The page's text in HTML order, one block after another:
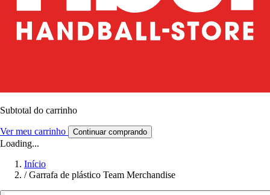
Subtotal do carrinho
Ver meu carrinho Continuar comprando
Loading...
Início
/ Garrafa de plástico Team Merchandise